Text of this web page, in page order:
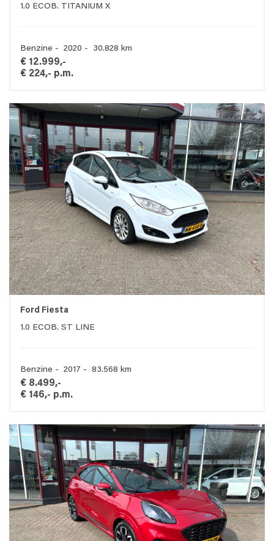
1.0 ECOB. TITANIUM X
Benzine - 2020 - 30.828 km
€ 12.999,-
€ 224,- p.m.
Ford Fiesta
1.0 ECOB. ST LINE
Benzine - 2017 - 83.568 km
€ 8.499,-
€ 146,- p.m.